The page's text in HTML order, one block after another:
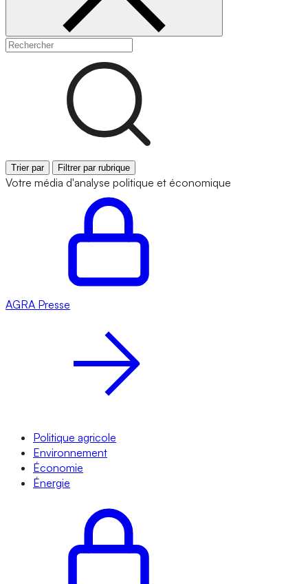
Trier par Filtrer par rubrique
Votre média d'analyse politique et économique
AGRA Presse
Politique agricole
Environnement
Économie
Énergie